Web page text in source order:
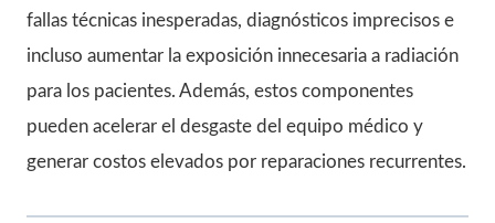
fallas técnicas inesperadas, diagnósticos imprecisos e
incluso aumentar la exposición innecesaria a radiación
para los pacientes. Además, estos componentes
pueden acelerar el desgaste del equipo médico y
generar costos elevados por reparaciones recurrentes.